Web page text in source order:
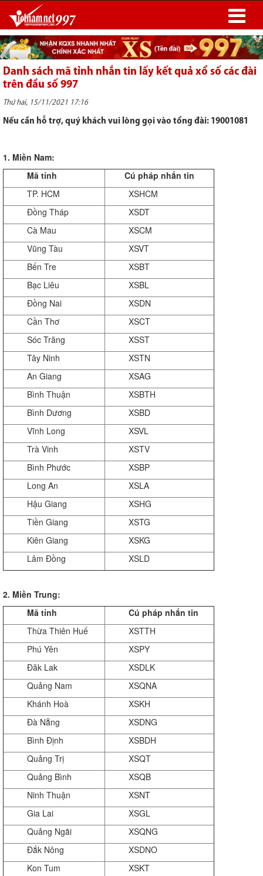
Danh sách mã tỉnh nhắn tin lấy kết quả xổ số các đài
trên đầu số 997
Thứ hai, 15/11/2021 17:16
Nếu cần hỗ trợ, quý khách vui lòng gọi vào tổng đài: 19001081
1. Miền Nam:
Mã tỉnh
Cú pháp nhắn tin
TP. HCM
XSHCM
Đồng Tháp
XSDT
Cà Mau
XSCM
Vũng Tàu
XSVT
Bến Tre
XSBT
Bạc Liêu
XSBL
Đồng Nai
XSDN
Cần Thơ
XSCT
Sóc Trăng
XSST
Tây Ninh
XSTN
An Giang
XSAG
Bình Thuận
XSBTH
Bình Dương
XSBD
Vĩnh Long
XSVL
Trà Vinh
XSTV
Bình Phước
XSBP
Long An
XSLA
Hậu Giang
XSHG
Tiền Giang
XSTG
Kiên Giang
XSKG
Lâm Đồng
XSLD
2. Miền Trung:
Mã tỉnh
Cú pháp nhắn tin
Thừa Thiên Huế
XSTTH
Phú Yên
XSPY
Đăk Lak
XSDLK
Quảng Nam
XSQNA
Khánh Hoà
XSKH
Đà Nẵng
XSDNG
Bình Định
XSBDH
Quảng Trị
XSQT
Quảng Bình
XSQB
Ninh Thuận
XSNT
Gia Lai
XSGL
Quảng Ngãi
XSQNG
Đắk Nông
XSDNO
Kon Tum
XSKT